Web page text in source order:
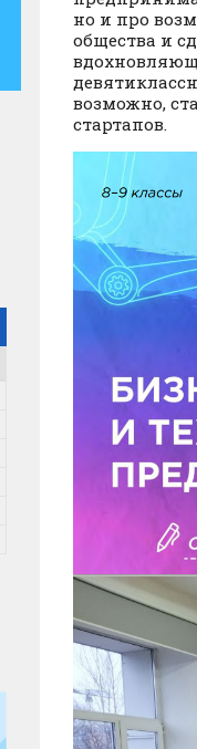
но и про
общества и
возможно,
стартапов.